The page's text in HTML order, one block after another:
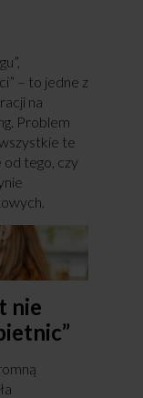
– to jedne z
na
Problem
te
od tego, czy
nie